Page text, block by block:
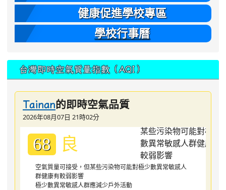
健康促進學校專區
學校行事曆
台灣即時空氣質量指數（AQI）
Tainan的即時空氣品質
2026年08月07日 21時02分
68 良
空氣質量可接受，但某些污染物可能對極少數異常敏感人
群健康有較弱影響
極少數異常敏感人群應減少戶外活動